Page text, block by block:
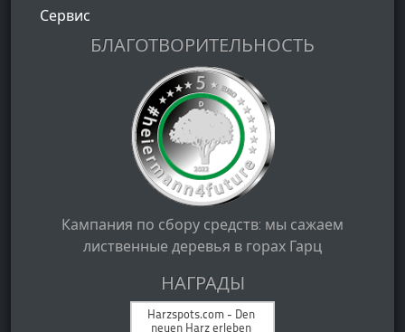
Сервис
БЛАГОТВОРИТЕЛЬНОСТЬ
Кампания по сбору средств: мы сажаем
лиственные деревья в горах Гарц
НАГРАДЫ